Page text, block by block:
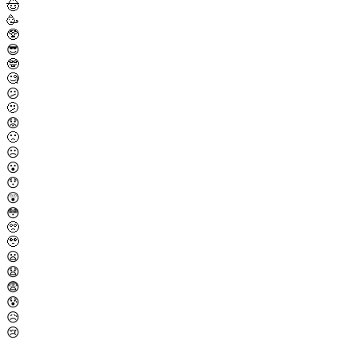
🤠
🥳
🥸
😎
🤓
🧐
😕
🫤
😟
🙁
☹️
😮
😯
😲
😳
🥺
🥹
😦
😧
😨
😰
😥
😢